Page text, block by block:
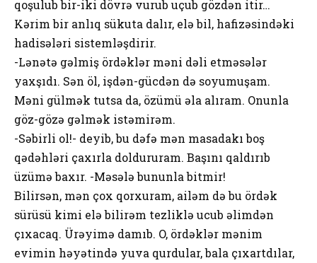
qoşulub bir-iki dövrə vurub uçub gözdən itir…
Kərim bir anlıq sükuta dalır, elə bil, hafizəsindəki
hadisələri sistemləşdirir.
-Lənətə gəlmiş ördəklər məni dəli etməsələr
yaxşıdı. Sən öl, işdən-gücdən də soyumuşam.
Məni gülmək tutsa da, özümü əla alıram. Onunla
göz-gözə gəlmək istəmirəm.
-Səbirli ol!- deyib, bu dəfə mən masadakı boş
qədəhləri çaxırla doldururam. Başını qaldırıb
üzümə baxır. -Məsələ bununla bitmir!
Bilirsən, mən çox qorxuram, ailəm də bu ördək
sürüsü kimi elə bilirəm tezliklə ucub əlimdən
çıxacaq. Ürəyimə damıb. O, ördəklər mənim
evimin həyətində yuva qurdular, bala çıxartdılar,